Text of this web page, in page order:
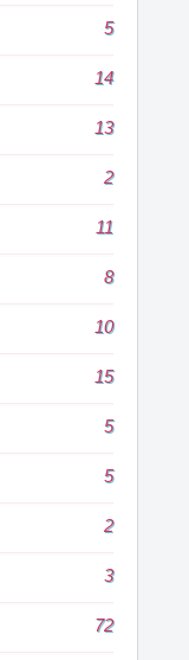
5
14
13
2
11
8
10
15
5
5
2
3
72